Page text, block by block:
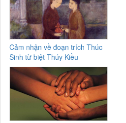
Cảm nhận về đoạn trích Thúc
Sinh từ biệt Thúy Kiều